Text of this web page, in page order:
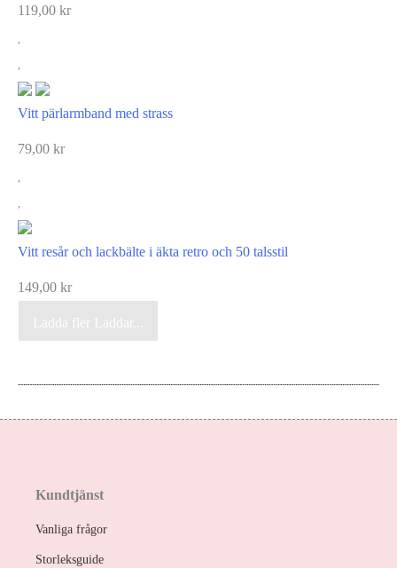
119,00 kr
Vitt pärlarmband med strass
79,00 kr
Vitt resår och lackbälte i äkta retro och 50 talsstil
149,00 kr
Ladda fler Laddar...
Kundtjänst
Vanliga frågor
Storleksguide